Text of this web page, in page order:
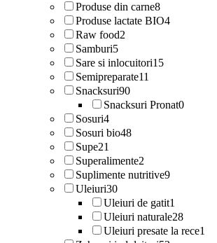
Produse din carne8
Produse lactate BIO4
Raw food2
Samburi5
Sare si inlocuitori15
Semipreparate11
Snacksuri90
Snacksuri Pronat0
Sosuri4
Sosuri bio48
Supe21
Superalimente2
Suplimente nutritive9
Uleiuri30
Uleiuri de gatit1
Uleiuri naturale28
Uleiuri presate la rece1